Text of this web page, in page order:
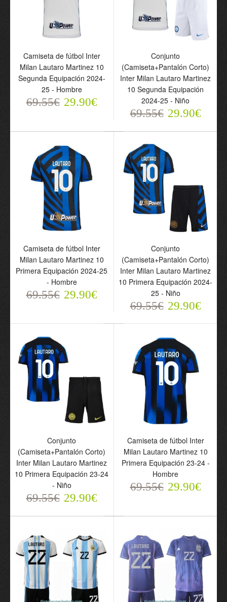
Camiseta de fútbol Inter
Milan Lautaro Martinez
10 Tercera Equipación
2024-25 - Hombre
Conjunto
(Camiseta+Pantalón
Corto) Inter Milan Lautaro
Martinez 10 Tercera
Equipación 2024-25 -
69.55€
Camiseta de fútbol Inter
Milan Lautaro Martinez
10 Segunda Equipación
2024-25 - Hombre
Conjunto
(Camiseta+Pantalón
Corto) Inter Milan Lautaro
Martinez 10 Segunda
Equipación 2024-25 -
Niño
69.55€ 29.90€
Camiseta de fútbol Inter
Milan Lautaro Martinez
10 Primera Equipación
69.55€ 29.90€
Conjunto
Corto) Inter Milan Lautaro
Equipación 2024-25 -
Niño
69.55€ 29.90€
Camiseta de fútbol Inter
Milan Lautaro Martinez 10
Segunda Equipación 2024-
25 - Hombre
69.55€ 29.90€
Conjunto
(Camiseta+Pantalón Corto)
Inter Milan Lautaro Martinez
10 Segunda Equipación
2024-25 - Niño
69.55€ 29.90€
Camiseta de fútbol Inter
Milan Lautaro Martinez 10
Primera Equipación 2024-25
- Hombre
69.55€ 29.90€
Conjunto
(Camiseta+Pantalón Corto)
Inter Milan Lautaro Martinez
10 Primera Equipación 2024-
25 - Niño
69.55€ 29.90€
Conjunto
(Camiseta+Pantalón Corto)
Inter Milan Lautaro Martinez
10 Primera Equipación 23-24
- Niño
69.55€ 29.90€
Camiseta de fútbol Inter
Milan Lautaro Martinez 10
Primera Equipación 23-24 -
Hombre
69.55€ 29.90€